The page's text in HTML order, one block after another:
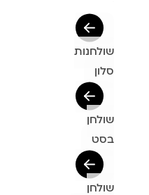
שולחנות
סלון
שולחן
בסט
שולחן